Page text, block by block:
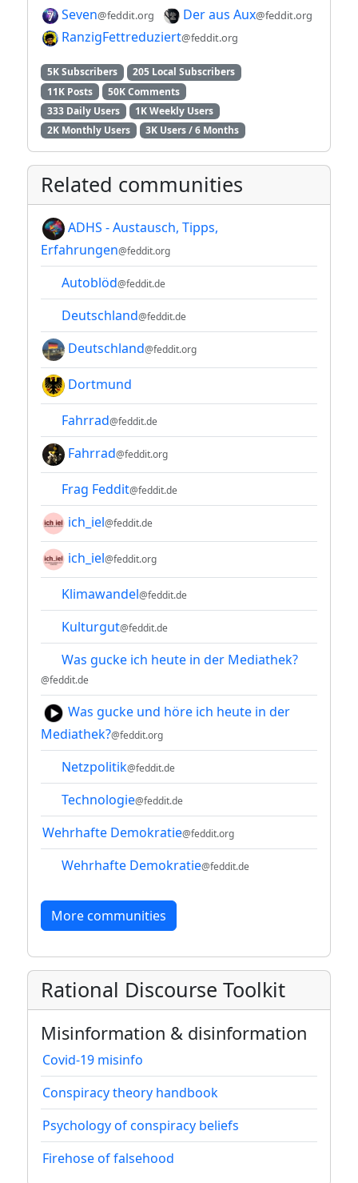
Seven@feddit.org Der aus Aux@feddit.org
RanzigFettreduziert@feddit.org
5K Subscribers
205 Local Subscribers
11K Posts
50K Comments
333 Daily Users
1K Weekly Users
2K Monthly Users
3K Users / 6 Months
Related communities
ADHS - Austausch, Tipps,
Erfahrungen@feddit.org
Autoblöd@feddit.de
Deutschland@feddit.de
Deutschland@feddit.org
Dortmund
Fahrrad@feddit.de
Fahrrad@feddit.org
Frag Feddit@feddit.de
ich_iel@feddit.de
ich_iel@feddit.org
Klimawandel@feddit.de
Kulturgut@feddit.de
Was gucke ich heute in der Mediathek?
@feddit.de
Was gucke und höre ich heute in der
Mediathek?@feddit.org
Netzpolitik@feddit.de
Technologie@feddit.de
Wehrhafte Demokratie@feddit.org
Wehrhafte Demokratie@feddit.de
More communities
Rational Discourse Toolkit
Misinformation & disinformation
Covid-19 misinfo
Conspiracy theory handbook
Psychology of conspiracy beliefs
Firehose of falsehood